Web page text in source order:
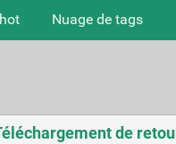
Nuage de tags
de